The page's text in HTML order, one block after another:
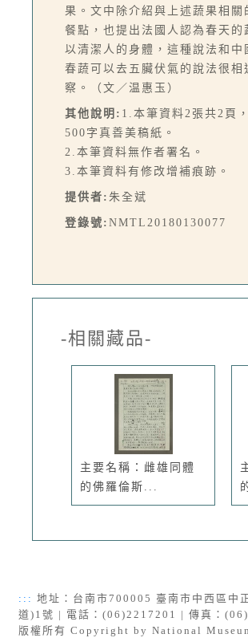
果。文中除介紹與上述蔬果相關
餐點，也提出法國人認為春天的
以清潔人的身體，這種說法和中
春蔬可以去五臟伏氣的說法很相
察。（文／温惠玉）
其他說明: 1.本筆資料2張共2頁
500字真善美稿紙。
2.本筆資料無作者署名。
3.本筆資料有修改增補痕跡。
提供者: 朱全斌
登錄號: NMTL20180130077
-相關藏品-
主要名稱：雌雄同體
的佛羅倫斯...
::: 地址：台南市700005 臺南市中西區中
道)1號 | 電話：(06)2217201 | 傳真：
版權所有 Copyright by National